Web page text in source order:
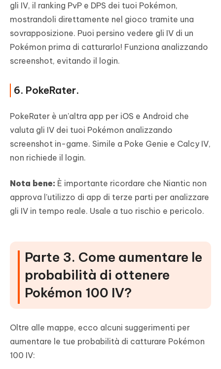
gli IV, il ranking PvP e DPS dei tuoi Pokémon,
mostrandoli direttamente nel gioco tramite una
sovrapposizione. Puoi persino vedere gli IV di un
Pokémon prima di catturarlo! Funziona analizzando
screenshot, evitando il login.
6. PokeRater.
PokeRater è un'altra app per iOS e Android che
valuta gli IV dei tuoi Pokémon analizzando
screenshot in-game. Simile a Poke Genie e Calcy IV,
non richiede il login.
Nota bene: È importante ricordare che Niantic non
approva l'utilizzo di app di terze parti per analizzare
gli IV in tempo reale. Usale a tuo rischio e pericolo.
Parte 3. Come aumentare le
probabilità di ottenere
Pokémon 100 IV?
Oltre alle mappe, ecco alcuni suggerimenti per
aumentare le tue probabilità di catturare Pokémon
100 IV: